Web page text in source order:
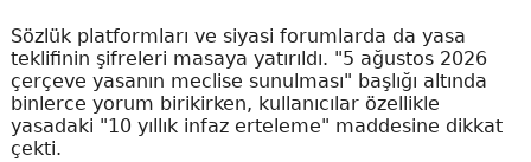
Sözlük platformları ve siyasi forumlarda da yasa
teklifinin şifreleri masaya yatırıldı. "5 ağustos 2026
çerçeve yasanın meclise sunulması" başlığı altında
binlerce yorum birikirken, kullanıcılar özellikle
yasadaki "10 yıllık infaz erteleme" maddesine dikkat
çekti.